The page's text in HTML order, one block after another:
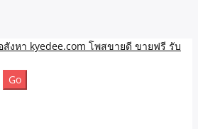
บ้าน ที่ดิน
ฟรี บ้าน ที่ดิน อสังหา รับโพสต์ประกาศขาย
ดหน้าแรกกูเกืล